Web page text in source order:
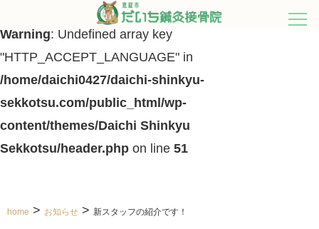
Warning: Undefined array key
"HTTP_ACCEPT_LANGUAGE" in
/home/daichi0427/daichi-shinkyu-
sekkotsu.com/public_html/wp-
content/themes/Daichi Shinkyu
Sekkotsu/header.php on line 51
home > お知らせ > 新スタッフの紹介です！